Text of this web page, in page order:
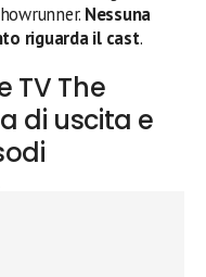
Nessuna
riguarda il cast.
TV The
di uscita e